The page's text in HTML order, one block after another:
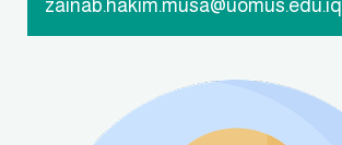
zainab.hakim.musa@uomus.edu.iq